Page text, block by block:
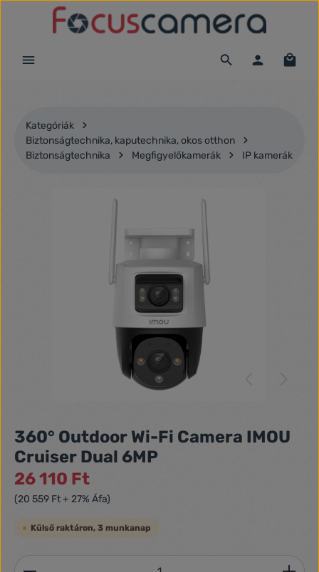
Ugrás a fő tartalomra
Kategóriák
Biztonságtechnika, kaputechnika, okos otthon
Biztonságtechnika
Megfigyelőkamerák IP kamerák
360° Outdoor Wi-Fi Camera IMOU
Cruiser Dual 6MP
26 110 Ft
(20 559 Ft + 27% Áfa)
Külső raktáron, 3 munkanap
Termékmennyiség: Adja meg a kívánt